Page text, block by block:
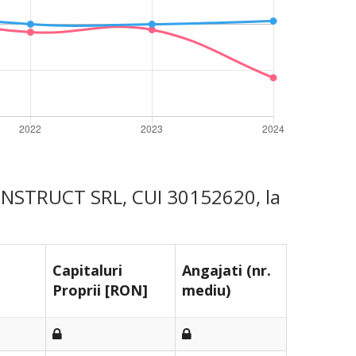
SRL, CUI 30152620, la
Capitaluri
Proprii [RON]
Angajati (nr.
mediu)